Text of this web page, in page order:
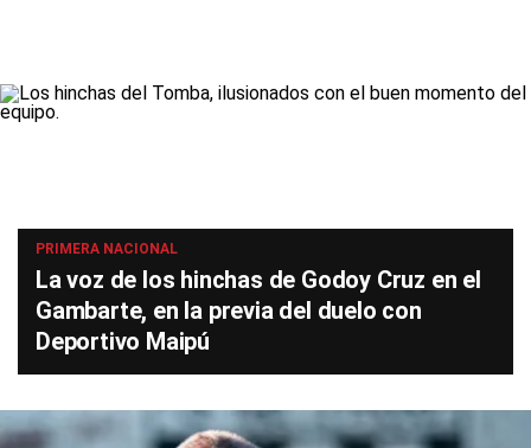
PRIMERA NACIONAL
La voz de los hinchas de Godoy Cruz en el
Gambarte, en la previa del duelo con
Deportivo Maipú